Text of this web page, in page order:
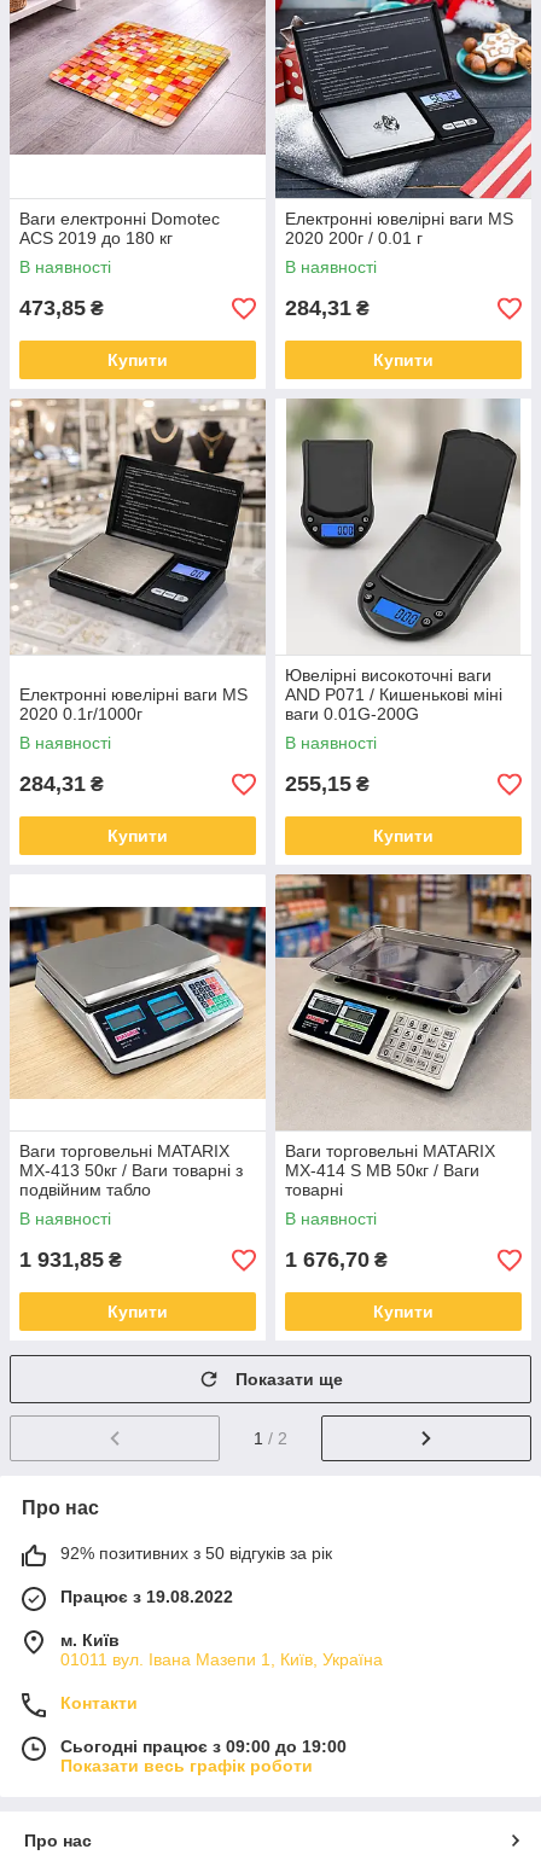
Ваги електронні Domotec
ACS 2019 до 180 кг
В наявності
473,85 ₴
Купити
Електронні ювелірні ваги MS
2020 200г / 0.01 г
В наявності
284,31 ₴
Купити
Електронні ювелірні ваги MS
2020 0.1г/1000г
В наявності
284,31 ₴
Купити
Ювелірні високоточні ваги
AND P071 / Кишенькові міні
ваги 0.01G-200G
В наявності
255,15 ₴
Купити
Ваги торговельні MATARIX
MX-413 50кг / Ваги товарні з
подвійним табло
В наявності
1 931,85 ₴
Купити
Ваги торговельні MATARIX
MX-414 S MB 50кг / Ваги
товарні
В наявності
1 676,70 ₴
Купити
Показати ще
1 / 2
Про нас
92% позитивних з 50 відгуків за рік
Працює з 19.08.2022
м. Київ
01011 вул. Івана Мазепи 1, Київ, Україна
Контакти
Сьогодні працює з 09:00 до 19:00
Показати весь графік роботи
Про нас